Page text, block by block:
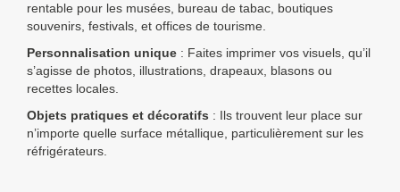
rentable pour les musées, bureau de tabac, boutiques
souvenirs, festivals, et offices de tourisme.
Personnalisation unique : Faites imprimer vos visuels, qu’il
s’agisse de photos, illustrations, drapeaux, blasons ou
recettes locales
Objets pratiques et décoratifs : Ils trouvent leur place sur
n’importe quelle surface métallique, particulièrement sur les
réfrigérateurs.